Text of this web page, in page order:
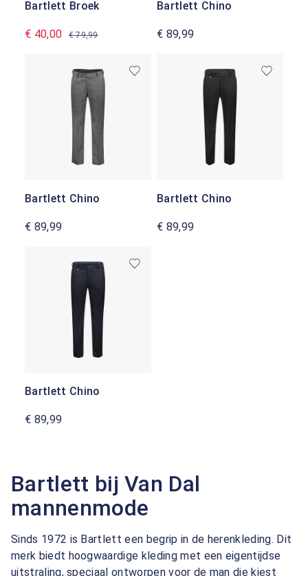
Bartlett Broek
€ 40,00 € 79,99
Bartlett Chino
€ 89,99
Bartlett Chino
€ 89,99
Bartlett Chino
€ 89,99
Bartlett Chino
€ 89,99
Bartlett bij Van Dal
mannenmode
Sinds 1972 is Bartlett een begrip in de herenkleding. Dit
merk biedt hoogwaardige kleding met een eigentijdse
uitstraling, speciaal ontworpen voor de man die kiest